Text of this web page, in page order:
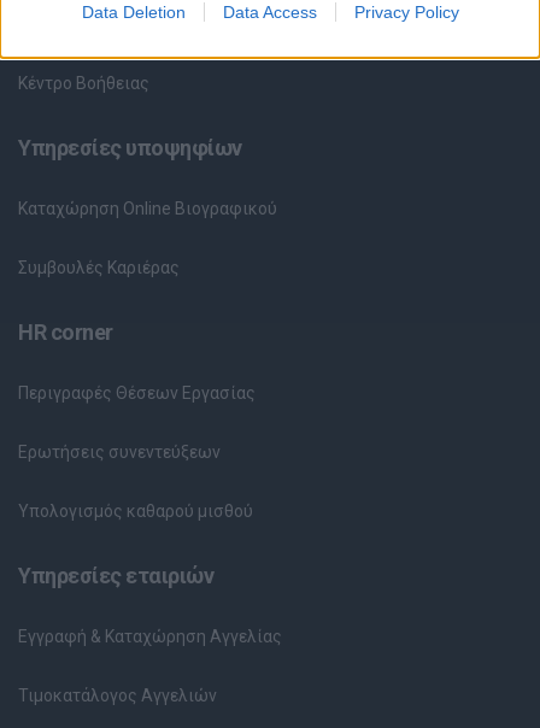
Data Deletion Data Access Privacy Policy
Θέσεις Εργασίας ανά Εταιρεία
Κέντρο Βοήθειας
Υπηρεσίες υποψηφίων
Καταχώρηση Online Βιογραφικού
Συμβουλές Καριέρας
HR corner
Περιγραφές Θέσεων Εργασίας
Ερωτήσεις συνεντεύξεων
Υπολογισμός καθαρού μισθού
Υπηρεσίες εταιριών
Εγγραφή & Καταχώρηση Αγγελίας
Τιμοκατάλογος Αγγελιών